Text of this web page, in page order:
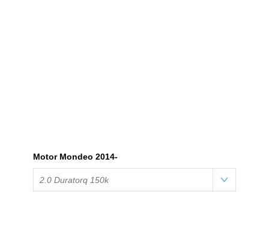
Motor Mondeo 2014-
2.0 Duratorq 150k